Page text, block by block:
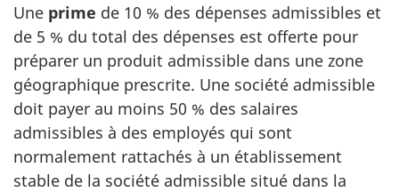
Une prime de 10 % des dépenses admissibles et
de 5 % du total des dépenses est offerte pour
préparer un produit admissible dans une zone
géographique prescrite. Une société admissible
doit payer au moins 50 % des salaires
admissibles à des employés qui sont
normalement rattachés à un établissement
stable de la société admissible situé dans la